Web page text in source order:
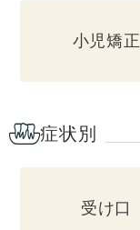
小児矯正
症状別
受け口